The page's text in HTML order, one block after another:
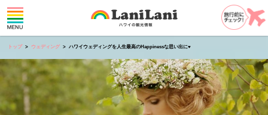
トップ ウェディング ハワイウェディングを人生最高のHappinessな思い出に♥